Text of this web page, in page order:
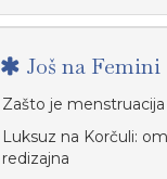
Još na Femini
Zašto je
Luksuz na Korčuli:
redizajna